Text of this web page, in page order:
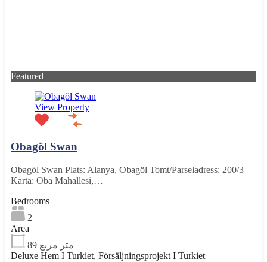
Featured
View Property
Obagöl Swan
Obagöl Swan Plats: Alanya, Obagöl Tomt/Parseladress: 200/3
Karta: Oba Mahallesi,…
Bedrooms
2
Area
89 متر مربع
Deluxe Hem I Turkiet, Försäljningsprojekt I Turkiet